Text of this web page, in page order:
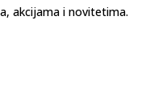
akcijama i novitetima.